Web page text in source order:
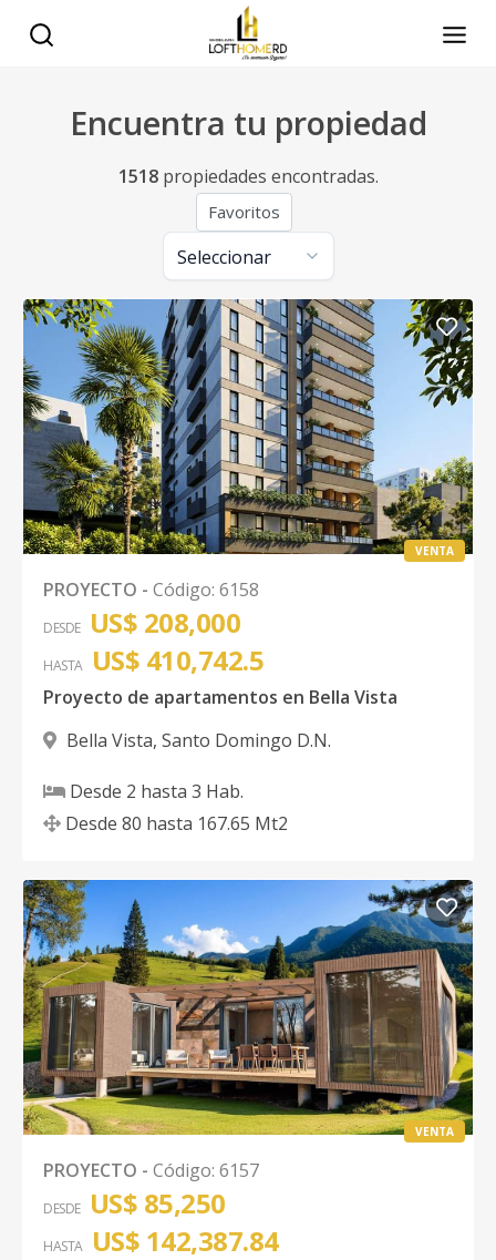
Encuentra tu propiedad
1518 propiedades encontradas.
Favoritos
VENTA
PROYECTO - Código: 6158
DESDE US$ 208,000
HASTA US$ 410,742.5
Proyecto de apartamentos en Bella Vista
Bella Vista, Santo Domingo D.N.
Desde 2 hasta 3 Hab.
Desde 80 hasta 167.65 Mt2
VENTA
PROYECTO - Código: 6157
DESDE US$ 85,250
HASTA US$ 142,387.84